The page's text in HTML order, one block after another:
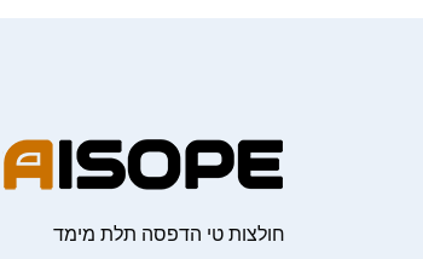
חולצות טי הדפסה תלת מימד